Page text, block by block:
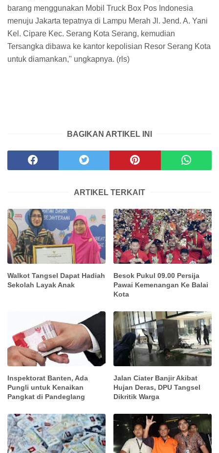
barang menggunakan Mobil Truck Box Pos Indonesia
menuju Jakarta tepatnya di Lampu Merah Jl. Jend. A. Yani
Kel. Cipare Kec. Serang Kota Serang, kemudian
Tersangka dibawa ke kantor kepolisian Resor Serang Kota
untuk diamankan," ungkapnya. (rls)
BAGIKAN ARTIKEL INI
ARTIKEL TERKAIT
Walkot Tangsel Dapat Hadiah
Sekolah Layak Anak
Besok Pukul 09.00 Persija
Pawai Kemenangan Ke Balai
Kota
Inspektorat Banten, Ada
Pungli untuk Kenaikan
Pangkat di Pandeglang
Jalan Ciater Banjir Akibat
Hujan Deras, DPU Tangsel
Dikritik Warga